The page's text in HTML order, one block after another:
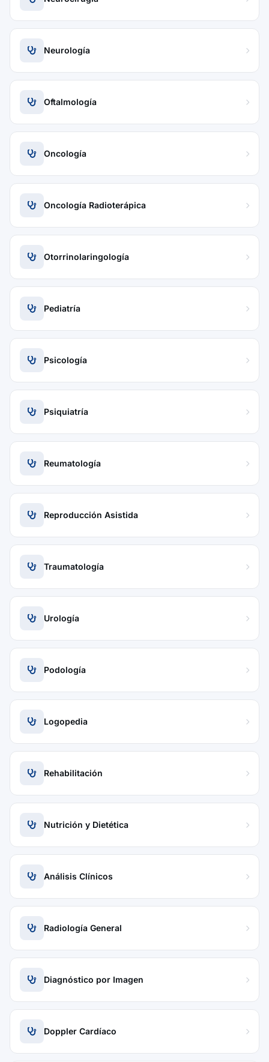
Neurología
Oftalmología
Oncología
Oncología Radioterápica
Otorrinolaringología
Pediatría
Psicología
Psiquiatría
Reumatología
Reproducción Asistida
Traumatología
Urología
Podología
Logopedia
Rehabilitación
Nutrición y Dietética
Análisis Clínicos
Radiología General
Diagnóstico por Imagen
Doppler Cardíaco